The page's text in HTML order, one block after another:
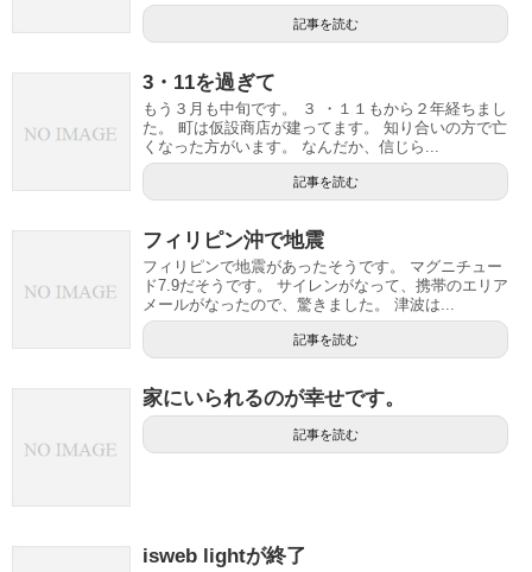
記事を読む
3・11を過ぎて
もう３月も中旬です。 ３ ・１１もから２年経ちまし
た。 町は仮設商店が建ってます。 知り合いの方で亡
くなった方がいます。 なんだか、信じら...
記事を読む
フィリピン沖で地震
フィリピンで地震があったそうです。 マグニチュー
ド7.9だそうです。 サイレンがなって、携帯のエリア
メールがなったので、驚きました。 津波は...
記事を読む
家にいられるのが幸せです。
記事を読む
isweb lightが終了